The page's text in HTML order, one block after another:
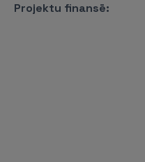
Projektu finansē: